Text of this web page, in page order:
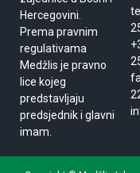
Hercegovini.
Prema pravnim
regulativama
Medžlis je pravno
lice kojeg
predstavljaju
predsjednik i glavni
imam.